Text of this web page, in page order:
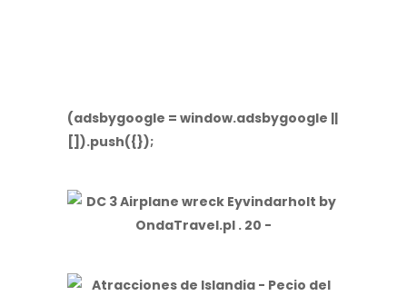
(adsbygoogle = window.adsbygoogle ||
[]).push({});